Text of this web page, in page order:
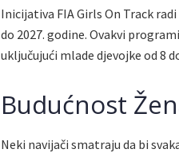
Inicijativa FIA Girls On Track
do 2027. godine. Ovakvi
uključujući mlade djevojke od 8
Budućnost
Neki navijači smatraju da bi